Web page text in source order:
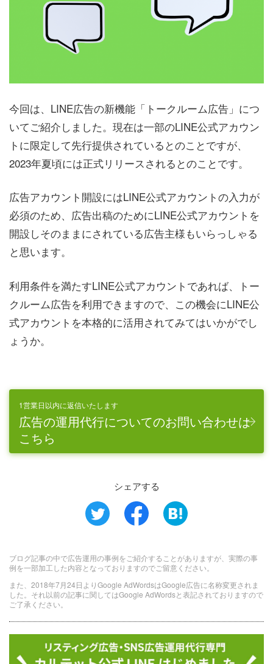
今回は、LINE広告の新機能「トークルーム広告」につ
いてご紹介しました。現在は一部のLINE公式アカウン
トに限定して先行提供されているとのことですが、
2023年夏頃には正式リリースされるとのことです。
広告アカウント開設にはLINE公式アカウントの入力が
必須のため、広告出稿のためにLINE公式アカウントを
開設しそのままにされている広告主様もいらっしゃる
と思います。
利用条件を満たすLINE公式アカウントであれば、トー
クルーム広告を利用できますので、この機会にLINE公
式アカウントを本格的に活用されてみてはいかがでし
ょうか。
1営業日以内に返信いたします
広告の運用代行についてのお問い合わせは
こちら
シェアする
ブログ記事の中で広告運用の事例をご紹介することがありますが、実際の事
例を一部加工した内容となっておりますのでご留意ください。
また、2018年7月24日よりGoogle AdWordsはGoogle広告に名称変更されま
した。それ以前の記事に関してはGoogle AdWordsと表記されておりますので
ご了承ください。